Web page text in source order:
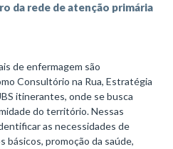
da rede de atenção primária
de enfermagem são
Consultório na Rua, Estratégia
itinerantes, onde se busca
do território. Nessas
as necessidades de
básicos, promoção da saúde,